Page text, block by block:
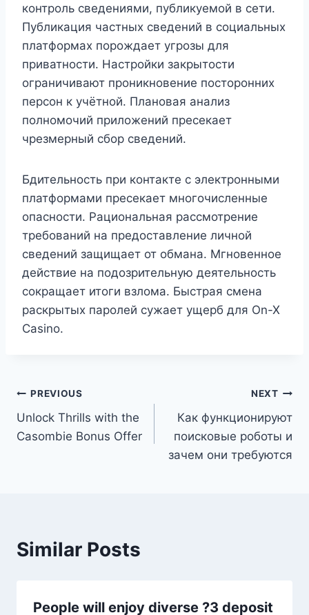
контроль сведениями, публикуемой в сети.
Публикация частных сведений в социальных
платформах порождает угрозы для
приватности. Настройки закрытости
ограничивают проникновение посторонних
персон к учётной. Плановая анализ
полномочий приложений пресекает
чрезмерный сбор сведений.
Бдительность при контакте с электронными
платформами пресекает многочисленные
опасности. Рациональная рассмотрение
требований на предоставление личной
сведений защищает от обмана. Мгновенное
действие на подозрительную деятельность
сокращает итоги взлома. Быстрая смена
раскрытых паролей сужает ущерб для On-X
Casino.
Post
navigation
PREVIOUS
Unlock Thrills with the
Casombie Bonus Offer
NEXT
Как функционируют
поисковые роботы и
зачем они требуются
Similar Posts
People will enjoy diverse ?3 deposit